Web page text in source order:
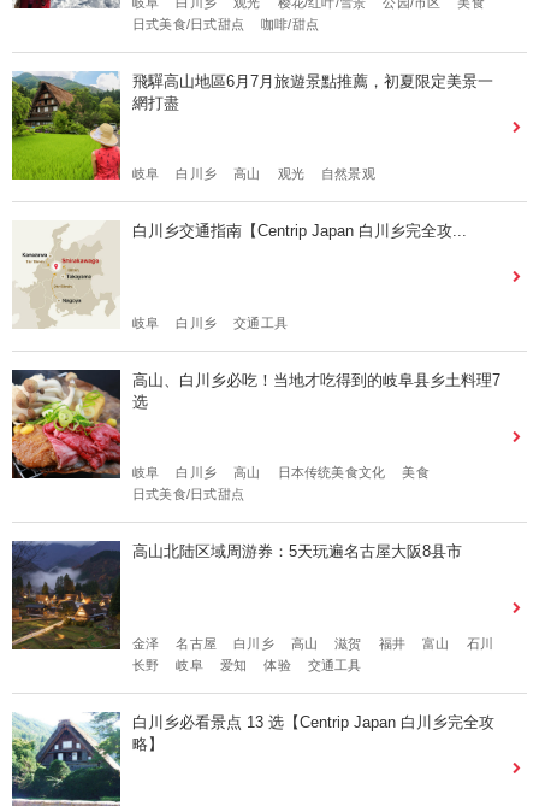
日式美食/日式甜点
咖啡/甜点
飛驒高山地區6月7月旅遊景點推薦，初夏限定美景一
網打盡
岐阜 白川乡 高山 观光 自然景观
白川乡交通指南【Centrip Japan 白川乡完全攻...
岐阜 白川乡 交通工具
高山、白川乡必吃！当地才吃得到的岐阜县乡土料理7
选
岐阜 白川乡 高山 日本传统美食文化
美食
日式美食/日式甜点
高山北陆区域周游券：5天玩遍名古屋大阪8县市
金泽 名古屋 白川乡 高山 滋贺 福井 富山
石川
长野
岐阜 爱知 体验 交通工具
白川乡必看景点 13 选【Centrip Japan 白川乡完全攻
略】